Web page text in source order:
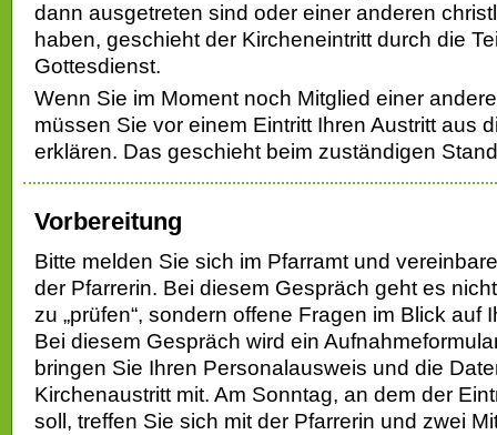
dann ausgetreten sind oder einer anderen
haben, geschieht der Kircheneintritt durch die
Gottesdienst.
Wenn Sie im Moment noch Mitglied einer
müssen Sie vor einem Eintritt Ihren Austritt aus
erklären. Das geschieht beim zuständigen
Vorbereitung
Bitte melden Sie sich im Pfarramt und
der Pfarrerin. Bei diesem Gespräch geht es
zu „prüfen“, sondern offene Fragen im Blick auf
Bei diesem Gespräch wird ein
bringen Sie Ihren Personalausweis und die
Kirchenaustritt mit. Am Sonntag, an dem der
soll, treffen Sie sich mit der Pfarrerin und zwei